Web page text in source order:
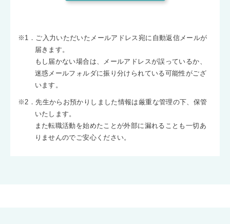
※1．ご入力いただいたメールアドレス宛に自動返信メールが
届きます。
もし届かない場合は、メールアドレスが誤っているか、
迷惑メールフォルダに振り分けられている可能性がござ
います。
※2．先生からお預かりしました情報は厳重な管理の下、保管
いたします。
また転職活動を始めたことが外部に漏れることも一切あ
りませんのでご安心ください。